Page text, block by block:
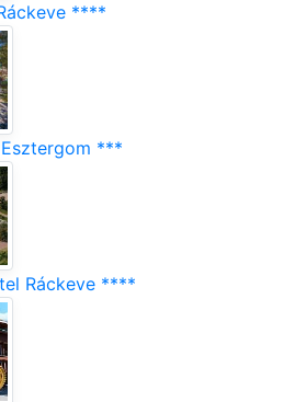
****
***
Ráckeve ****